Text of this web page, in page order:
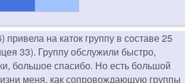
на каток группу в составе 25
33). Группу обслужили быстро,
большое спасибо. Но есть большой
меня, как сопровождающую группы